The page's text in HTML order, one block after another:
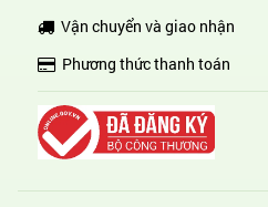
Vận chuyển và giao nhận
Phương thức thanh toán